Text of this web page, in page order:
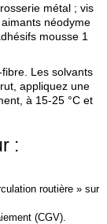
métal ; vis
néodyme
mousse 1
Les solvants
appliquez une
à 15‑25 °C et
:
routière » sur
(CGV).